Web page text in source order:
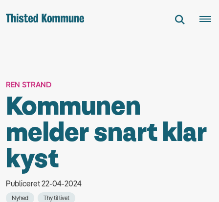
REN STRAND
Kommunen
melder snart klar
kyst
Publiceret 22-04-2024
Nyhed Thy til livet